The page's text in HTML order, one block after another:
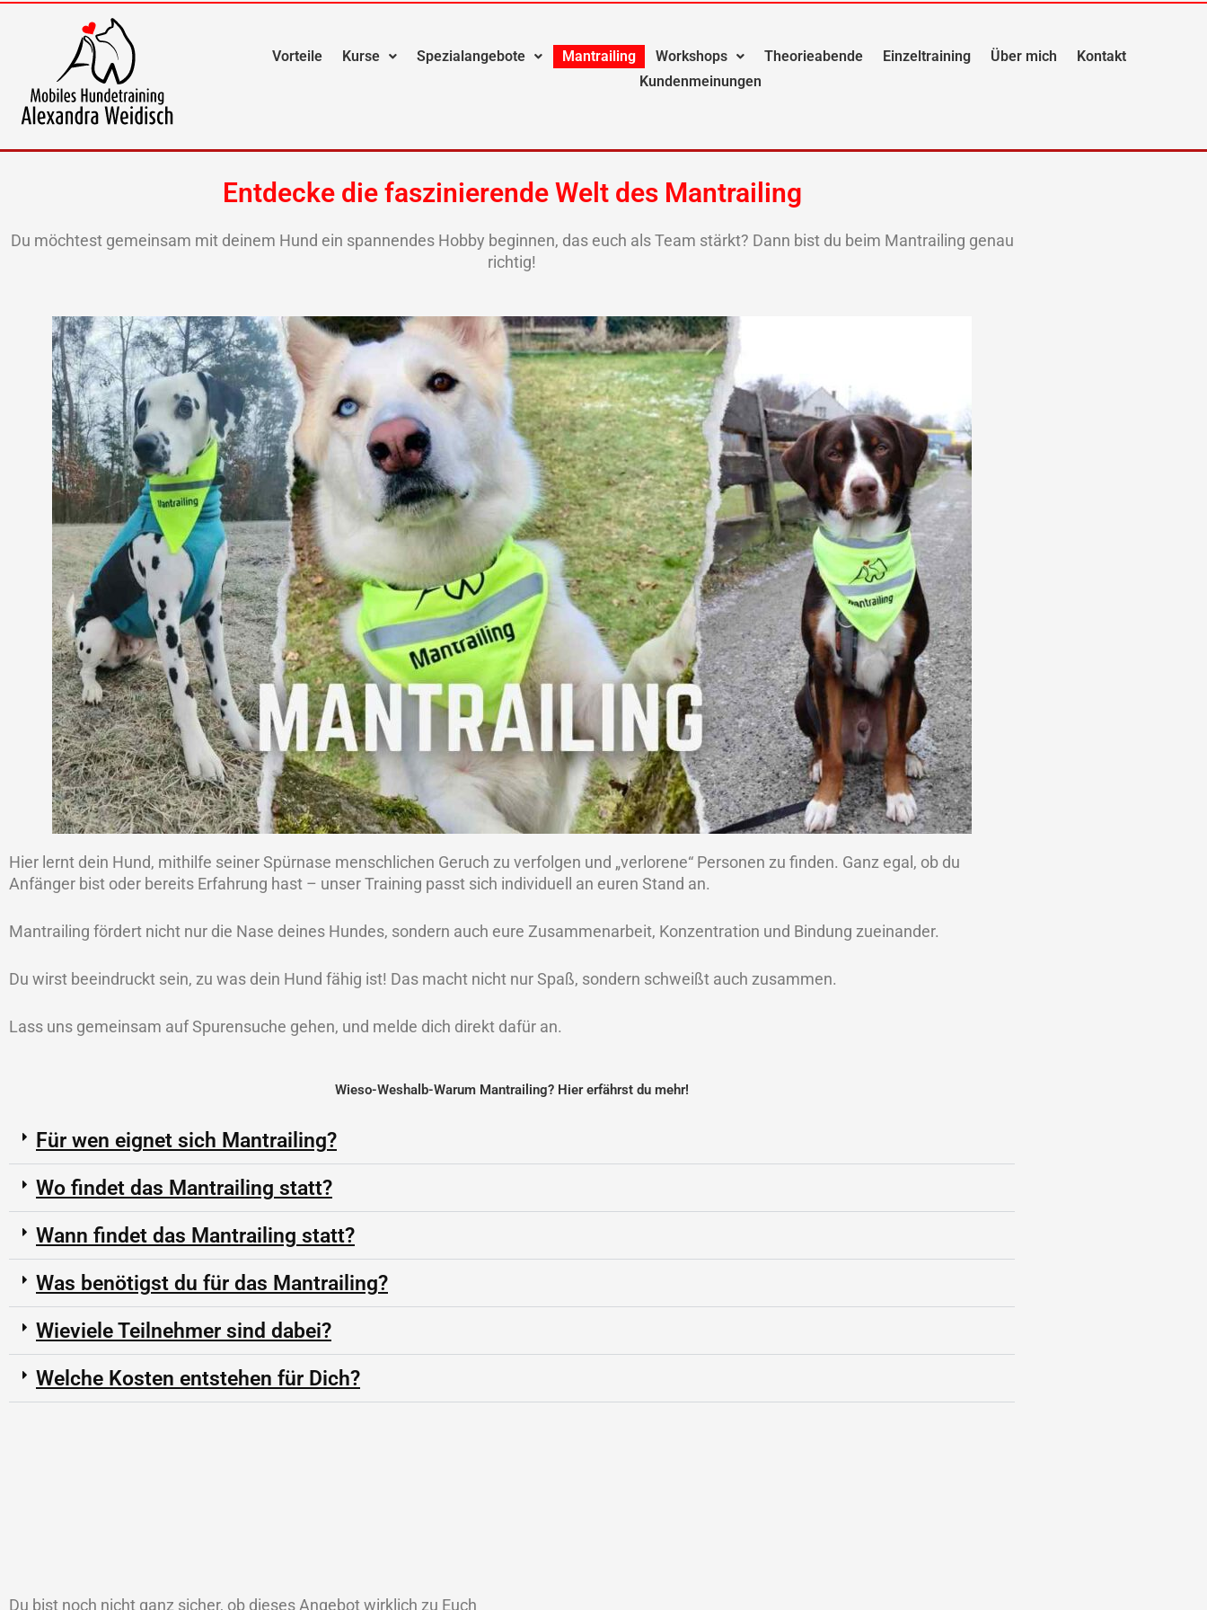
Zum
Vorteile Kurse Spezialangebote Mantrailing Workshops Theorieabende Einzeltraining Über mich
Kontakt
Kundenmeinungen
Entdecke die faszinierende Welt des Mantrailing
Du möchtest gemeinsam mit deinem Hund ein spannendes Hobby beginnen, das euch als Team stärkt? Dann bist du beim Mantrailing genau
richtig!
Hier lernt dein Hund, mithilfe seiner Spürnase menschlichen Geruch zu verfolgen und „verlorene“ Personen zu finden. Ganz egal, ob du
Anfänger bist oder bereits Erfahrung hast – unser Training passt sich individuell an euren Stand an.
Mantrailing fördert nicht nur die Nase deines Hundes, sondern auch eure Zusammenarbeit, Konzentration und Bindung zueinander.
Du wirst beeindruckt sein, zu was dein Hund fähig ist! Das macht nicht nur Spaß, sondern schweißt auch zusammen.
Lass uns gemeinsam auf Spurensuche gehen, und melde dich direkt dafür an.
Wieso-Weshalb-Warum Mantrailing? Hier erfährst du mehr!
Für wen eignet sich Mantrailing?
Wo findet das Mantrailing statt?
Wann findet das Mantrailing statt?
Was benötigst du für das Mantrailing?
Wieviele Teilnehmer sind dabei?
Welche Kosten entstehen für Dich?
Du bist noch nicht ganz sicher, ob dieses Angebot wirklich zu Euch